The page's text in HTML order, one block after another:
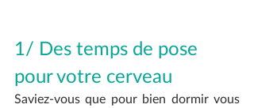
1/ Des temps de pose
pour votre cerveau
Saviez-vous que pour bien dormir vous